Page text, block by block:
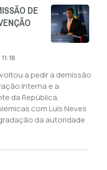
DE
11:18
a pedir a demissão
Interna e a
da República,
com Luís Neves
da autoridade